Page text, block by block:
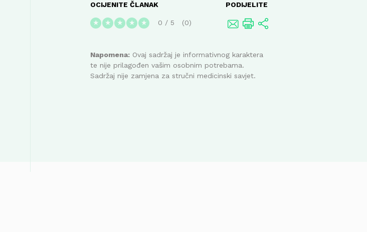
OCIJENITE ČLANAK
★ ★ ★ ★ ★ 0 / 5 0
PODIJELITE
Napomena: Ovaj sadržaj je informativnog karaktera
te nije prilagođen vašim osobnim potrebama.
Sadržaj nije zamjena za stručni medicinski savjet.